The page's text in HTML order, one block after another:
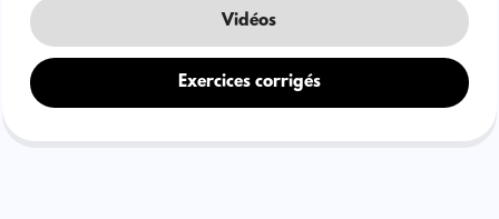
Vidéos
Exercices corrigés